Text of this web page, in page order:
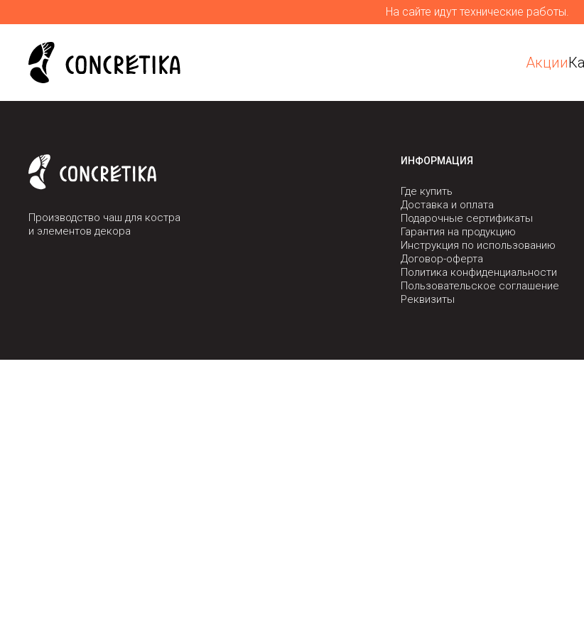
На сайте идут технические работы.
Акции
Производство чаш для костра
и элементов декора
ИНФОРМАЦИЯ
Где купить
Доставка и оплата
Подарочные сертификаты
Гарантия на продукцию
Инструкция по использованию
Договор-оферта
Политика конфиденциальности
Пользовательское соглашение
Реквизиты